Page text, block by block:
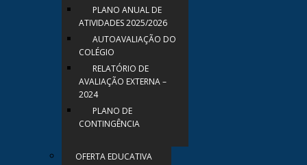
PLANO ANUAL DE
ATIVIDADES 2025/2026
AUTOAVALIAÇÃO DO
COLÉGIO
RELATÓRIO DE
AVALIAÇÃO EXTERNA –
2024
PLANO DE
CONTINGÊNCIA
OFERTA EDUCATIVA